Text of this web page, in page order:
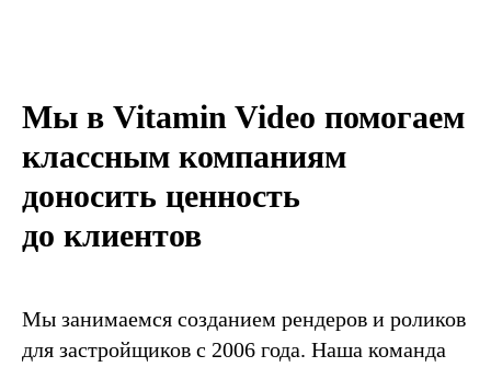
Мы в Vitamin Video помогаем
классным компаниям
доносить ценность
до клиентов
Мы занимаемся созданием рендеров и роликов
для застройщиков с 2006 года. Наша команда